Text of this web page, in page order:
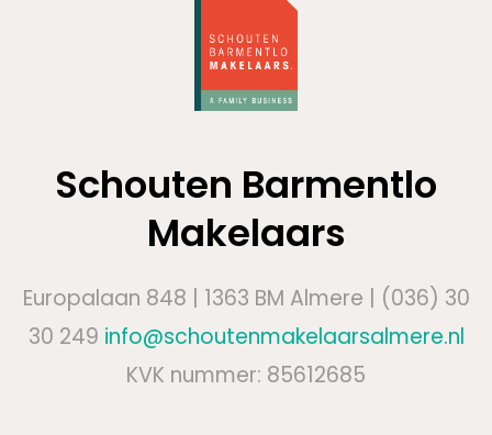
Schouten Barmentlo
Makelaars
Europalaan 848 | 1363 BM Almere | (036) 30
30 249 info@schoutenmakelaarsalmere.nl
KVK nummer: 85612685